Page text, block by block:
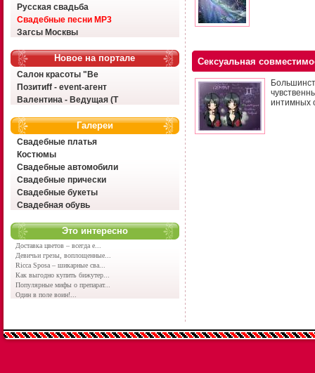
Русская свадьба
Свадебные песни MP3
Загсы Москвы
Новое на портале
Салон красоты "Ве
Позитиff - event-агент
Валентина - Ведущая (Т
Галереи
Свадебные платья
Костюмы
Свадебные автомобили
Свадебные прически
Свадебные букеты
Свадебная обувь
Это интересно
Доставка цветов – всегда е...
Девичьи грезы, воплощенные...
Ricca Sposa – шикарные сва...
Как выгодно купить бижутер...
Популярные мифы о препарат...
Один в поле воин!...
Сексуальная
интимных